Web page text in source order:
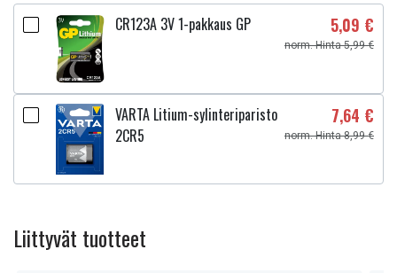
CR123A 3V 1-pakkaus GP 5,09 €
norm. Hinta 5,99 €
VARTA Litium-sylinteriparisto
2CR5
7,64 €
norm. Hinta 8,99 €
Liittyvät tuotteet